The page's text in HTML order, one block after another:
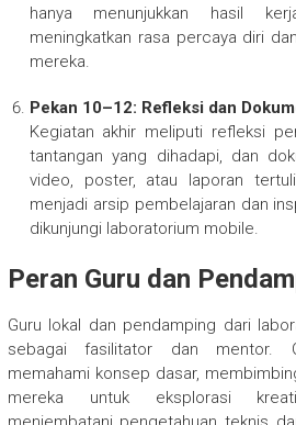
hanya menunjukkan hasil
meningkatkan rasa percaya diri
mereka.
Pekan 10–12: Refleksi dan
Kegiatan akhir meliputi refleksi
tantangan yang dihadapi, dan
video, poster, atau laporan
menjadi arsip pembelajaran dan
dikunjungi laboratorium mobile.
Peran Guru dan
Guru lokal dan pendamping dari
sebagai fasilitator dan mentor.
memahami konsep dasar,
mereka untuk eksplorasi